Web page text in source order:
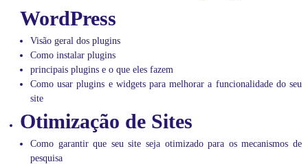
t
a
,
s
WordPress
Visão geral dos plugins
Como instalar plugins
principais plugins e o que eles fazem
Como usar plugins e widgets para melhorar a funcionalidade do seu
site
Otimização de Sites
Como garantir que seu site seja otimizado para os mecanismos de
pesquisa